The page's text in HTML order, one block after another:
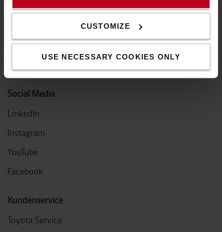
CUSTOMIZE
USE NECESSARY COOKIES ONLY
Toyota Produktionssystem (TPS)
Logiconomi
Social Media
LinkedIn
Instagram
YouTube
Facebook
Kundenservice
Toyota Service